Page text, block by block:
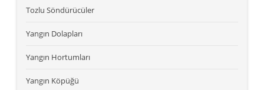
Tozlu Söndürücüler
Yangın Dolapları
Yangın Hortumları
Yangın Köpüğü